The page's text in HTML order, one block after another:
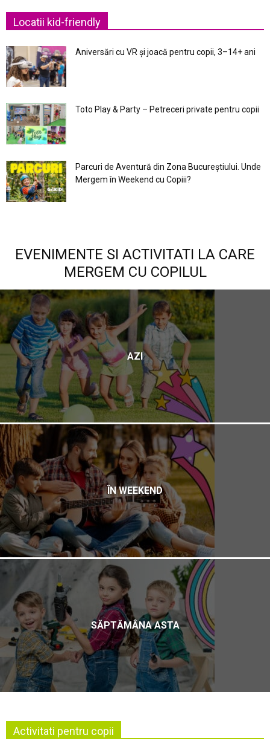
Locatii kid-friendly
Aniversări cu VR și joacă pentru copii, 3–14+ ani
Toto Play & Party – Petreceri private pentru copii
Parcuri de Aventură din Zona Bucureştiului. Unde
Mergem în Weekend cu Copiii?
EVENIMENTE SI ACTIVITATI LA CARE
MERGEM CU COPILUL
AZI
ÎN WEEKEND
SĂPTĂMÂNA ASTA
Activitati pentru copii